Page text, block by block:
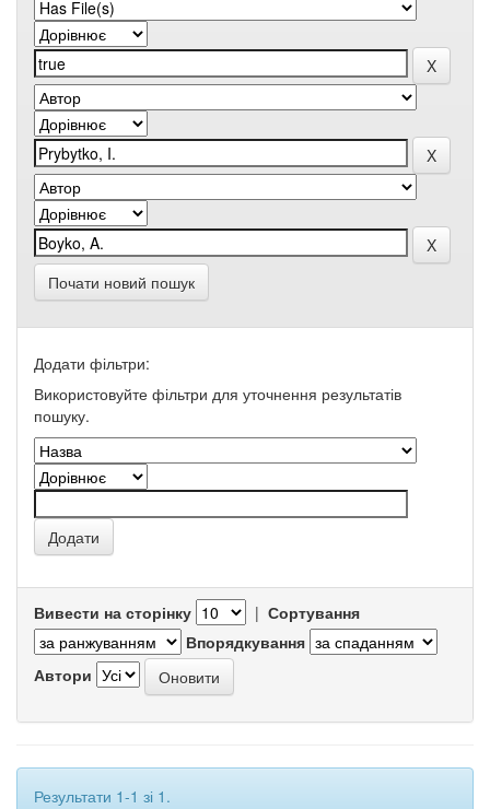
Почати новий пошук
Додати фільтри:
Використовуйте фільтри для уточнення результатів
пошуку.
Вивести на сторінку | Сортування
Впорядкування
Автори
Результати 1-1 зі 1.